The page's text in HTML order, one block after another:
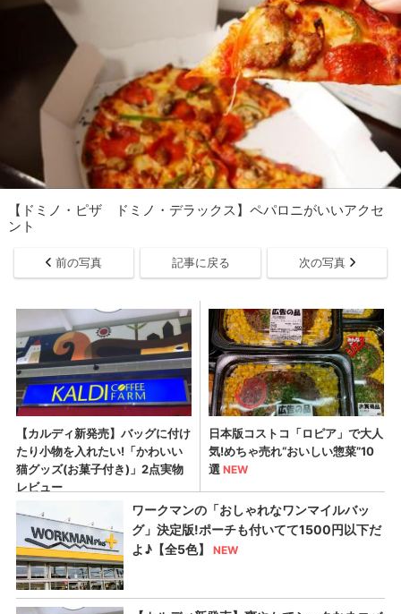
【ドミノ・ピザ ドミノ・デラックス】ペパロニがいいアクセ
ント
前の写真 記事に戻る 次の写真